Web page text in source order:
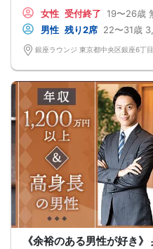
そんな恋の進展が理想の方は必見！
女性 受付終了 19〜26歳
男性 残り2席 22〜31歳
銀座ラウンジ 東京都中央区銀座6
《余裕のある男性が好き